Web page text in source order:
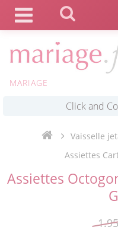
MARIAGE
Click and
Livraison point
Vaisselle
Assiettes
Assiettes
Panneau de gestion des cookies